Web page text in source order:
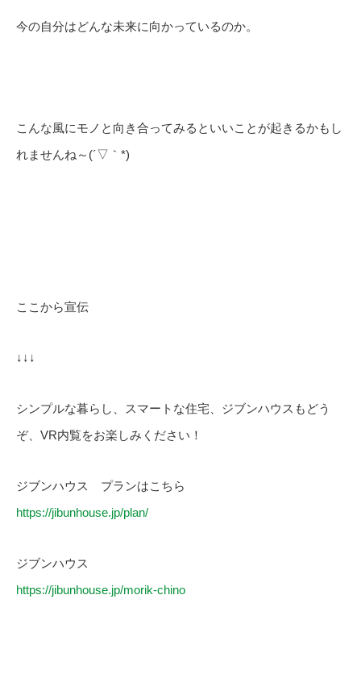
今の自分はどんな未来に向かっているのか。
こんな風にモノと向き合ってみるといいことが起きるかもし
れませんね～(´▽｀*)
ここから宣伝
↓↓↓
シンプルな暮らし、スマートな住宅、ジブンハウスもどう
ぞ、VR内覧をお楽しみください！
ジブンハウス プランはこちら
https://jibunhouse.jp/plan/
ジブンハウス
https://jibunhouse.jp/morik-chino